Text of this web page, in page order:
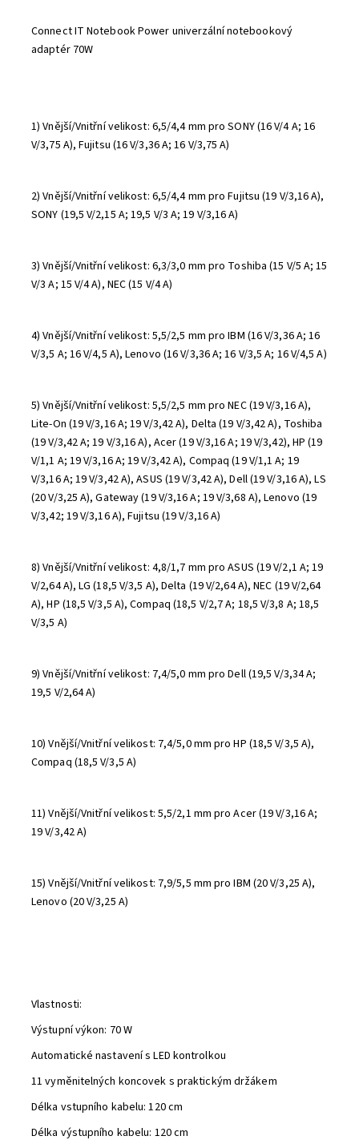
Connect IT Notebook Power univerzální notebookový
adaptér 70W
1) Vnější/Vnitřní velikost: 6,5/4,4 mm pro SONY (16 V/4 A; 16
V/3,75 A), Fujitsu (16 V/3,36 A; 16 V/3,75 A)
2) Vnější/Vnitřní velikost: 6,5/4,4 mm pro Fujitsu (19 V/3,16 A),
SONY (19,5 V/2,15 A; 19,5 V/3 A; 19 V/3,16 A)
3) Vnější/Vnitřní velikost: 6,3/3,0 mm pro Toshiba (15 V/5 A; 15
V/3 A; 15 V/4 A), NEC (15 V/4 A)
4) Vnější/Vnitřní velikost: 5,5/2,5 mm pro IBM (16 V/3,36 A; 16
V/3,5 A; 16 V/4,5 A), Lenovo (16 V/3,36 A; 16 V/3,5 A; 16 V/4,5 A)
5) Vnější/Vnitřní velikost: 5,5/2,5 mm pro NEC (19 V/3,16 A),
Lite-On (19 V/3,16 A; 19 V/3,42 A), Delta (19 V/3,42 A), Toshiba
(19 V/3,42 A; 19 V/3,16 A), Acer (19 V/3,16 A; 19 V/3,42), HP (19
V/1,1 A; 19 V/3,16 A; 19 V/3,42 A), Compaq (19 V/1,1 A; 19
V/3,16 A; 19 V/3,42 A), ASUS (19 V/3,42 A), Dell (19 V/3,16 A), LS
(20 V/3,25 A), Gateway (19 V/3,16 A; 19 V/3,68 A), Lenovo (19
V/3,42; 19 V/3,16 A), Fujitsu (19 V/3,16 A)
8) Vnější/Vnitřní velikost: 4,8/1,7 mm pro ASUS (19 V/2,1 A; 19
V/2,64 A), LG (18,5 V/3,5 A), Delta (19 V/2,64 A), NEC (19 V/2,64
A), HP (18,5 V/3,5 A), Compaq (18,5 V/2,7 A; 18,5 V/3,8 A; 18,5
V/3,5 A)
9) Vnější/Vnitřní velikost: 7,4/5,0 mm pro Dell (19,5 V/3,34 A;
19,5 V/2,64 A)
10) Vnější/Vnitřní velikost: 7,4/5,0 mm pro HP (18,5 V/3,5 A),
Compaq (18,5 V/3,5 A)
11) Vnější/Vnitřní velikost: 5,5/2,1 mm pro Acer (19 V/3,16 A;
19 V/3,42 A)
15) Vnější/Vnitřní velikost: 7,9/5,5 mm pro IBM (20 V/3,25 A),
Lenovo (20 V/3,25 A)
Vlastnosti:
Výstupní výkon: 70 W
Automatické nastavení s LED kontrolkou
11 vyměnitelných koncovek s praktickým držákem
Délka vstupního kabelu: 120 cm
Délka výstupního kabelu: 120 cm